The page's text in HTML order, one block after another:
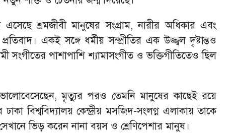
শ্রমজীবী মানুষের সংগ্রাম, নারীর অধিকার এবং
একই সঙ্গে ধর্মীয় সম্প্রীতির এক উজ্জ্বল দৃষ্টান্তও
সংগীতের পাশাপাশি শ্যামাসংগীত ও ভক্তিগীতিতেও ছিল
মৃত্যুর পরও তেমনি মানুষের কাছেই রয়ে
বিশ্ববিদ্যালয় কেন্দ্রীয় মসজিদ-সংলগ্ন এলাকায় তাকে
ভিড় করেন নানা বয়স ও শ্রেণিপেশার মানুষ।